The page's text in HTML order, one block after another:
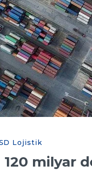
Lojistik
milyar